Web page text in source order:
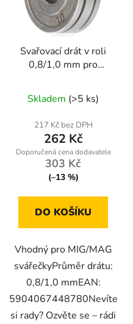
Svařovací drát v roli
0,8/1,0 mm pro
Skladem (>5 ks)
217 Kč bez DPH
262 Kč
303 Kč
(–13 %)
DO KOŠÍKU
Vhodný pro MIG/MAG
svářečkyPrůměr drátu:
0,8/1,0 mmEAN:
5904067448780Nevíte
si rady? Ozvěte se – rádi